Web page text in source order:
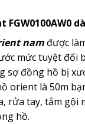
FGW0100AW0
nam được
mức tuyệt đối
sợ đồng hồ bị
orient là 50m
rửa tay, tắm gội
hồ.